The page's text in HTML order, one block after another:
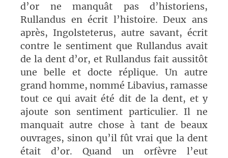
d’or ne manquât pas d’historiens,
Rullandus en écrit l’histoire. Deux ans
après, Ingolsteterus, autre savant, écrit
contre le sentiment que Rullandus avait
de la dent d’or, et Rullandus fait aussitôt
une belle et docte réplique. Un autre
grand homme, nommé Libavius, ramasse
tout ce qui avait été dit de la dent, et y
ajoute son sentiment particulier. Il ne
manquait autre chose à tant de beaux
ouvrages, sinon qu’il fût vrai que la dent
était d’or. Quand un orfèvre l’eut